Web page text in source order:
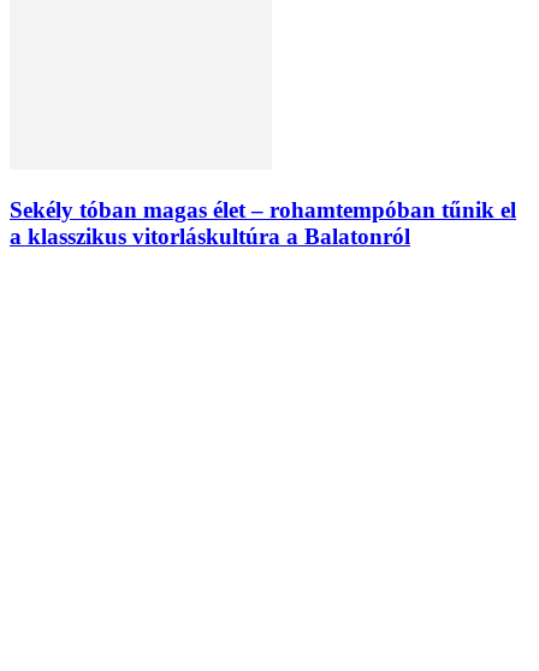
Sekély tóban magas élet – rohamtempóban tűnik el
a klasszikus vitorláskultúra a Balatonról